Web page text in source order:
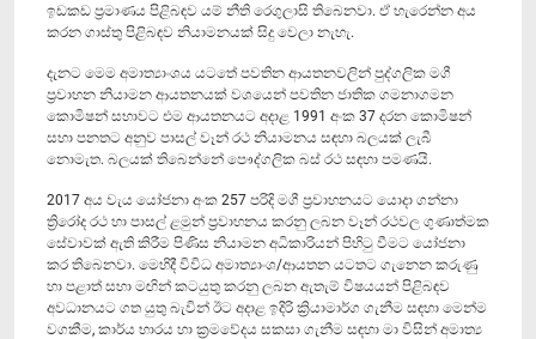
ඉඩකඩ ප්‍රමාණය පිළිබඳව යම් නීති රෙගුලාසි තිබෙනවා. ඒ හැරෙන්න අය
කරන ගාස්තු පිළිබඳව නියාමනයක් සිදු වෙලා නැහැ.
දැනට මෙම අමාත්‍යාංශය යටතේ පවතින ආයතනවලින් පුද්ගලික මගී
ප්‍රවාහන නියාමන ආයතනයක් වශයෙන් පවතින ජාතික ගමනාගමන
කොමිෂන් සභාවට එම ආයතනයට අදාළ 1991 අංක 37 දරන කොමිෂන්
සභා පනතට අනුව පාසල් වෑන් රථ නියාමනය සඳහා බලයක් ලැබී
නොමැත. බලයක් තිබෙන්නේ පෞද්ගලික බස් රථ සඳහා පමණයි.
2017 අය වැය යෝජනා අංක 257 පරිදි මගී ප්‍රවාහනයට යොදා ගන්නා
ත්‍රිරෝද රථ හා පාසල් ළමුන් ප්‍රවාහනය කරනු ලබන වෑන් රථවල ගුණාත්මක
සේවාවක් ඇති කිරීම පිණිස නියාමන අධිකාරියන් පිහිටු වීමට යෝජනා
කර තිබෙනවා. මෙහිදී විවිධ අමාත්‍යාංශ/ආයතන යටතට ගැනෙන කරුණු
හා පළාත් සභා මඟින් කටයුතු කරනු ලබන ඇතැම් විෂයයන් පිළිබඳව
අවධානයට ගත යුතු බැවින් ඊට අදාළ ඉදිරි ක්‍රියාමාර්ග ගැනීම සඳහා මෙන්ම
වගකීම, කාර්ය භාරය හා ක්‍රමවේදය සකසා ගැනීම සඳහා මා විසින් අමාත්‍ය